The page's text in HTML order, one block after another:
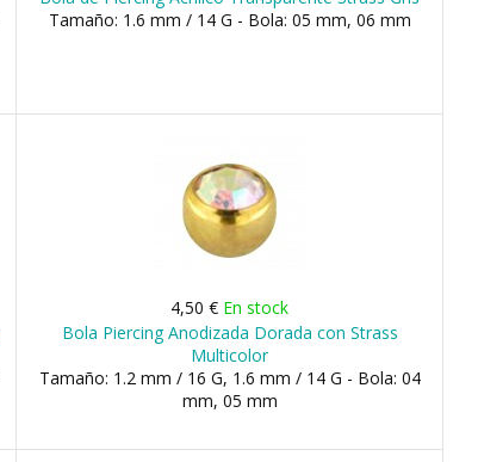
Tamaño: 1.6 mm / 14 G - Bola: 05 mm, 06 mm
4,50 € En stock
Bola Piercing Anodizada Dorada con Strass
Multicolor
Tamaño: 1.2 mm / 16 G, 1.6 mm / 14 G - Bola: 04
mm, 05 mm